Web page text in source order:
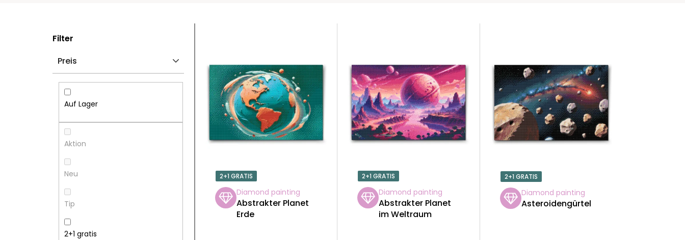
U
K
T
S
O
R
Filter
Preis
Auf Lager
Aktion
Neu
Tip
2+1 gratis
2+1 GRATIS
Diamond painting
Abstrakter Planet
Erde
2+1 GRATIS
Diamond painting
Abstrakter Planet
im Weltraum
2+1 GRATIS
Diamond painting
Asteroidengürtel